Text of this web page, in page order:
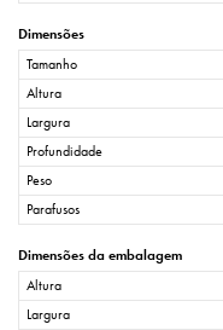
Dimensões
Tamanho
Altura
Largura
Profundidade
Peso
Parafusos
Dimensões da embalagem
Altura
Largura